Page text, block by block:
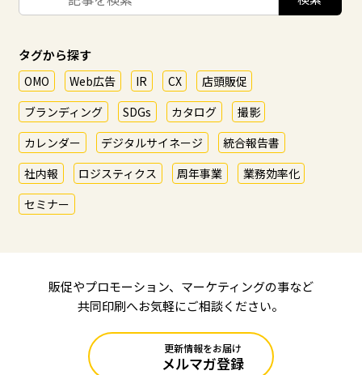
タグから探す
OMO Web広告 IR CX
店頭販促
ブランディング
SDGs カタログ
撮影
カレンダー
デジタルサイネージ
統合報告書
社内報
ロジスティクス 周年事業
業務効率化
セミナー
販促やプロモーション、マーケティングの事など
共同印刷へお気軽にご相談ください。
更新情報をお届け
メルマガ登録